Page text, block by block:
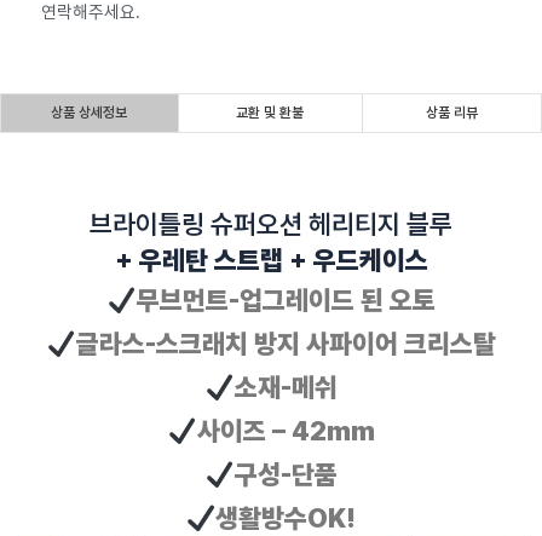
연락해주세요.
상품 상세정보 교환 및 환불 상품 리뷰
브라이틀링 슈퍼오션 헤리티지 블루
+ 우레탄 스트랩 + 우드케이스
무브먼트-업그레이드 된 오토
글라스-스크래치 방지 사파이어 크리스탈
소재-메쉬
사이즈 – 42mm
구성-단품
생활방수OK!